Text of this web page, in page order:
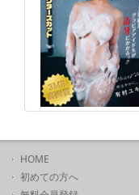
HOME
初めての方へ